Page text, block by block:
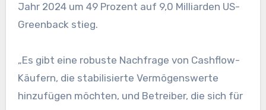
Jahr 2024 um 49 Prozent auf 9,0 Milliarden US-
Greenback stieg.
„Es gibt eine robuste Nachfrage von Cashflow-
Käufern, die stabilisierte Vermögenswerte
hinzufügen möchten, und Betreiber, die sich für